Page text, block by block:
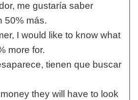
me gustaría saber
50% más.
I would like to know what
more for.
tienen que buscar
they will have to look